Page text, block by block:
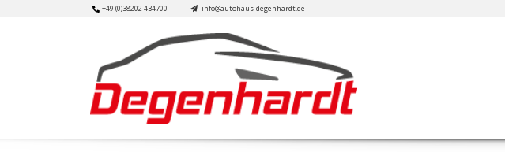
+49 (0)38202 434700 info@autohaus-degenhardt.de